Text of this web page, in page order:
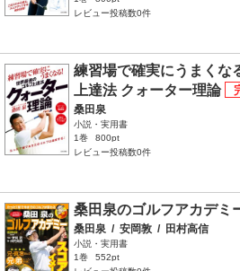
レビュー投稿数0件
練習場で確実にうまくな
上達法 クォーター理論
桑田泉
小説・実用書
1巻
800pt
レビュー投稿数0件
桑田泉のゴルフアカデミ
桑田泉 / 安岡敦 / 田村高信
小説・実用書
1巻
552pt